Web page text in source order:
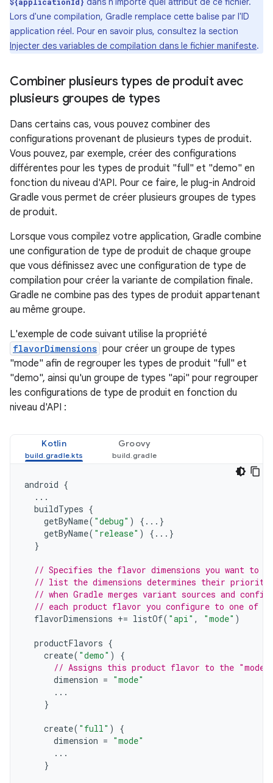
Lors d'une compilation, Gradle remplace cette balise par l'ID
application réel. Pour en savoir plus, consultez la section
Injecter des variables de compilation dans le fichier manifeste.
Combiner plusieurs types de produit avec
plusieurs groupes de types
Dans certains cas, vous pouvez combiner des
configurations provenant de plusieurs types de produit.
Vous pouvez, par exemple, créer des configurations
différentes pour les types de produit "full" et "demo" en
fonction du niveau d'API. Pour ce faire, le plug-in Android
Gradle vous permet de créer plusieurs groupes de types
de produit.
Lorsque vous compilez votre application, Gradle combine
une configuration de type de produit de chaque groupe
que vous définissez avec une configuration de type de
compilation pour créer la variante de compilation finale.
Gradle ne combine pas des types de produit appartenant
au même groupe.
L'exemple de code suivant utilise la propriété
flavorDimensions pour créer un groupe de types
"mode" afin de regrouper les types de produit "full" et
"demo", ainsi qu'un groupe de types "api" pour regrouper
les configurations de type de produit en fonction du
niveau d'API :
Kotlin Groovy
android {
...
buildTypes {
getByName( "debug" )
{...}
getByName( "release" )
{...}
}
// Specifies the flavor dimensions you want to
// list the dimensions determines their
// when Gradle merges variant sources and
// each product flavor you configure to one of
flavorDimensions += listOf( "api" , "mode" )
productFlavors {
create( "demo" )
{
// Assigns this product flavor to the "mode"
dimension = "mode"
...
}
create( "full" )
{
dimension = "mode"
...
}